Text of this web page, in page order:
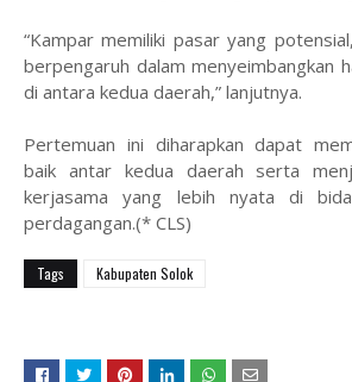
“Kampar memiliki pasar yang
berpengaruh dalam menyeimbangkan
di antara kedua daerah,” lanjutnya.
Pertemuan ini diharapkan dapat
baik antar kedua daerah serta
kerjasama yang lebih nyata di
perdagangan.(* CLS)
Tags Kabupaten Solok